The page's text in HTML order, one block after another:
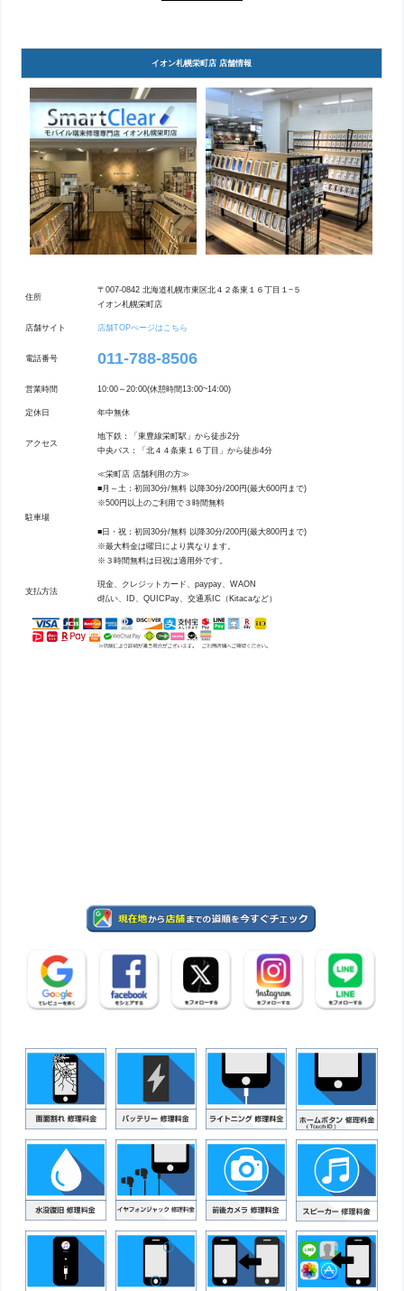
イオン札幌栄町店 店舗情報
住所
〒007-0842 北海道札幌市東区北４２条東１６丁目１−５
イオン札幌栄町店
店舗サイト 店舗TOPぺージはこちら
電話番号 011-788-8506
営業時間 10:00～20:00(休憩時間13:00~14:00)
定休日 年中無休
アクセス
地下鉄：「東豊線栄町駅」から徒歩2分
中央バス：「北４４条東１６丁目」から徒歩4分
駐車場
≪栄町店 店舗利用の方≫
■月～土：初回30分/無料 以降30分/200円(最大600円まで)
※500円以上のご利用で３時間無料
■日・祝：初回30分/無料 以降30分/200円(最大800円まで)
※最大料金は曜日により異なります。
※３時間無料は日祝は適用外です。
支払方法
現金、クレジットカード、paypay、WAON
d払い、ID、QUICPay、交通系IC（Kitacaなど）